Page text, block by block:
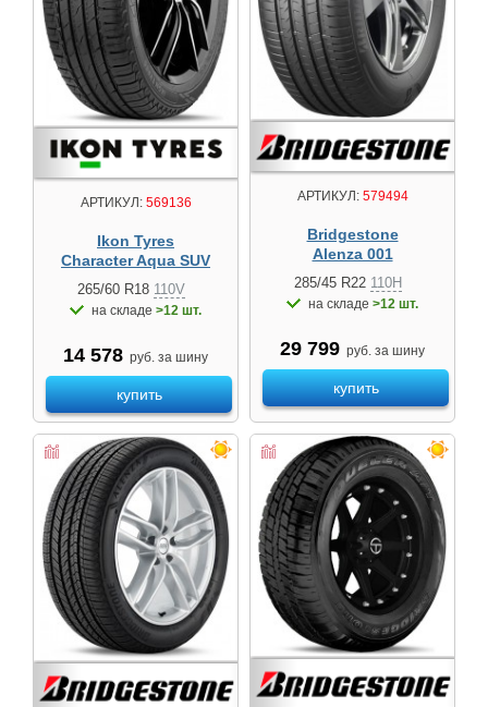
АРТИКУЛ:569136
Ikon Tyres
Character Aqua SUV
265/60 R18 110V
на складе >12 шт.
14 578 руб. за шину
купить
АРТИКУЛ:579494
Bridgestone
Alenza 001
285/45 R22 110H
на складе >12 шт.
29 799 руб. за шину
купить